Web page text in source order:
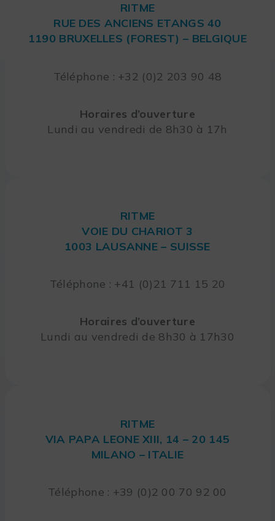
RITME
RUE DES ANCIENS ETANGS 40
1190 BRUXELLES (FOREST) – BELGIQUE
Téléphone : +32 (0)2 203 90 48
Horaires d’ouverture
Lundi au vendredi de 8h30 à 17h
RITME
VOIE DU CHARIOT 3
1003 LAUSANNE – SUISSE
Téléphone : +41 (0)21 711 15 20
Horaires d’ouverture
Lundi au vendredi de 8h30 à 17h30
RITME
VIA PAPA LEONE XIII, 14 – 20 145
MILANO – ITALIE
Téléphone : +39 (0)2 00 70 92 00